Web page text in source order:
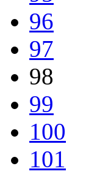
96
97
98
99
100
101